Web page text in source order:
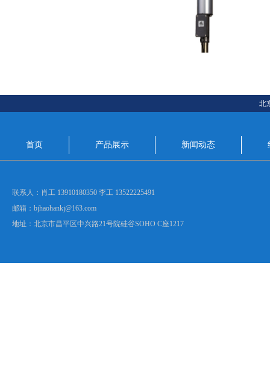
北
首页 产品展示 新闻动态
联系人：肖工 13910180350 李工 13522225491
邮箱：bjhaohankj@163.com
地址：北京市昌平区中兴路21号院硅谷SOHO C座1217